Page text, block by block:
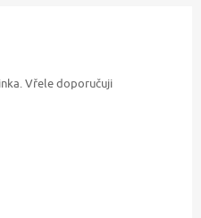
Vřele doporučuji